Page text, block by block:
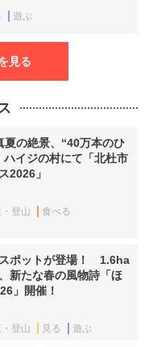
遊ぶ
見る
の絶景、“40万本のひ
イジの村にて「北杜市
2026」
登山
食べる
ポットが登場！ 1.6ha
新たな春の風物詩「ほ
」開催！
登山 見る 遊ぶ